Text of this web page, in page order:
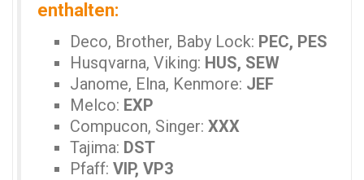
enthalten:
Deco, Brother, Baby Lock: PEC, PES
Husqvarna, Viking: HUS, SEW
Janome, Elna, Kenmore: JEF
Melco: EXP
Compucon, Singer: XXX
Tajima: DST
Pfaff: VIP, VP3